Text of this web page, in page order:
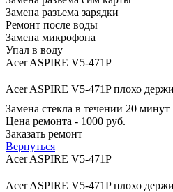
Замена разъема зарядки
Ремонт после воды
Замена микрофона
Упал в воду
Acer ASPIRE V5-471P
Acer ASPIRE V5-471P плохо
Замена стекла в течении 20 минут
Цена ремонта - 1000 руб.
Заказать ремонт
Вернуться
Acer ASPIRE V5-471P
Acer ASPIRE V5-471P плохо